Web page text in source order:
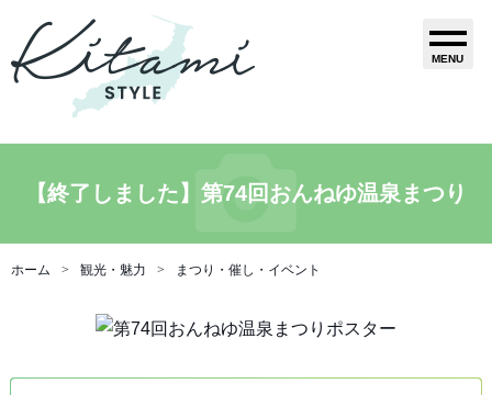
MENU
【終了しました】第74回おんねゆ温泉まつり
ホーム 観光・魅力 まつり・催し・イベント